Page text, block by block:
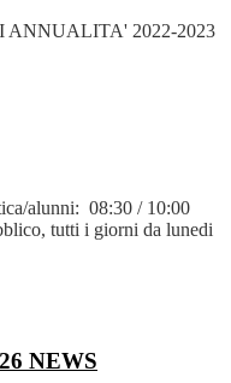
ANNUALITA' 2022-2023
alunni: 08:30 / 10:00
tutti i giorni da lunedi
NEWS